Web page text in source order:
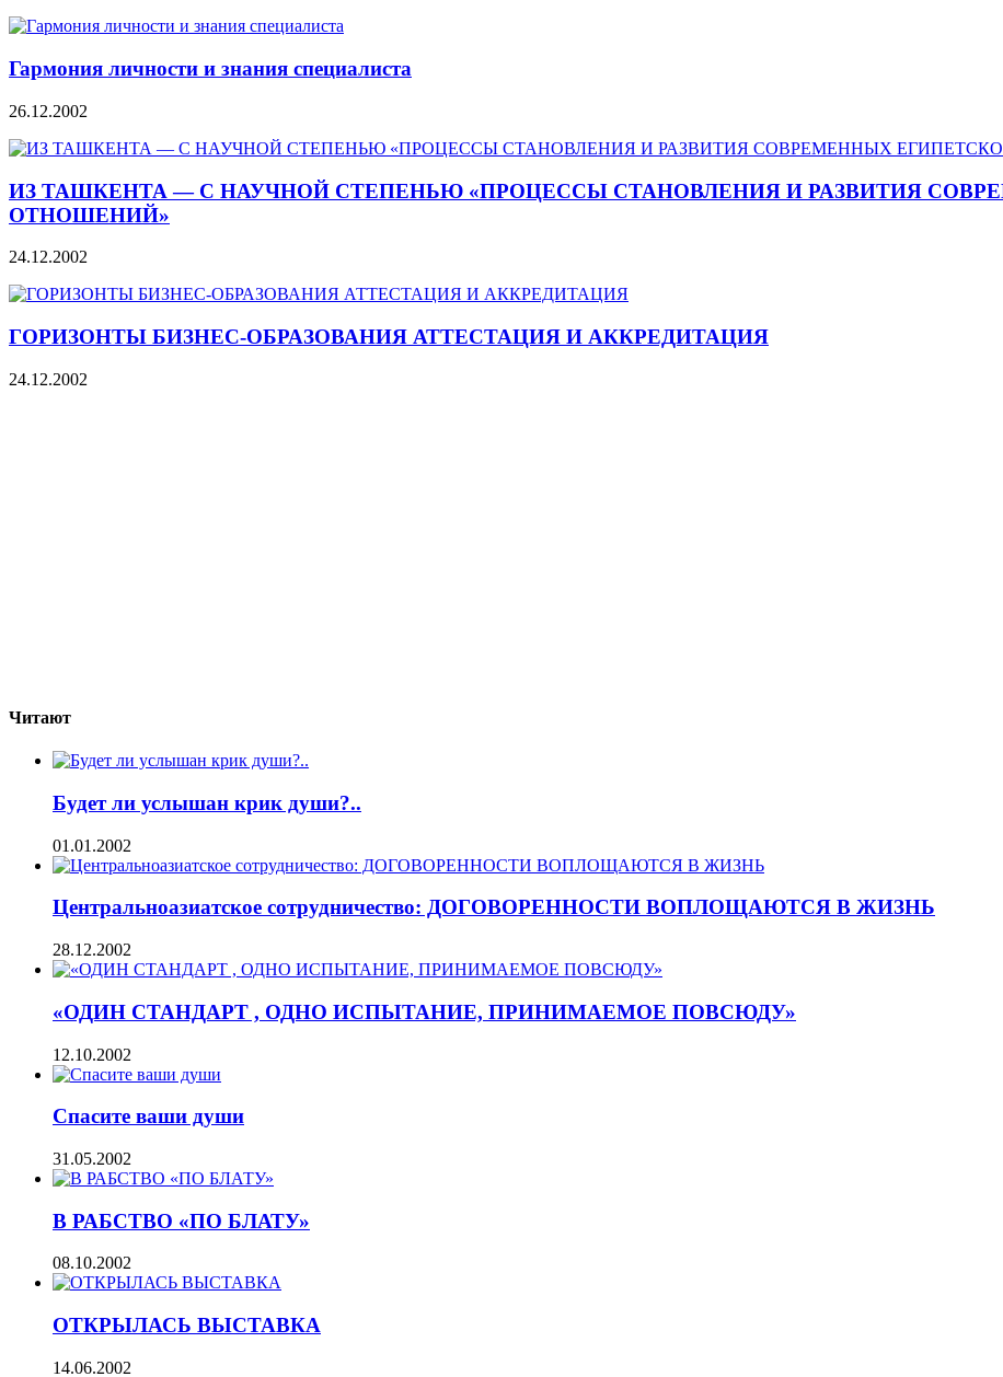
Гармония личности и знания специалиста
26.12.2002
ИЗ ТАШКЕНТА — С НАУЧНОЙ СТЕПЕНЬЮ «ПРОЦЕССЫ СТАНОВЛЕНИЯ И РАЗВИТИЯ
ОТНОШЕНИЙ»
24.12.2002
ГОРИЗОНТЫ БИЗНЕС-ОБРАЗОВАНИЯ АТТЕСТАЦИЯ И АККРЕДИТАЦИЯ
24.12.2002
Читают
Будет ли услышан крик души?..
01.01.2002
Центральноазиатское сотрудничество: ДОГОВОРЕННОСТИ ВОПЛОЩАЮТСЯ В ЖИЗНЬ
28.12.2002
«ОДИН СТАНДАРТ , ОДНО ИСПЫТАНИЕ, ПРИНИМАЕМОЕ ПОВСЮДУ»
12.10.2002
Спасите ваши души
31.05.2002
В РАБСТВО «ПО БЛАТУ»
08.10.2002
ОТКРЫЛАСЬ ВЫСТАВКА
14.06.2002